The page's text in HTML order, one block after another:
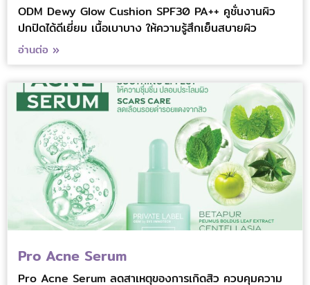
ODM Dewy Glow Cushion SPF30 PA++ คูชั่นงานผิว
ปกปิดได้ดีเยี่ยม เนื้อเบาบาง ให้ความรู้สึกเย็นสบายผิว
อ่านต่อ »
Pro Acne Serum
Pro Acne Serum ลดสาเหตุของการเกิดสิว ควบคุมความ